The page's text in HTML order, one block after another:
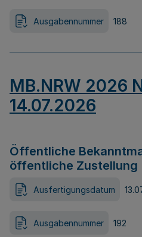
Ausgabennummer 188
MB.NRW 2026
14.07.2026
Öffentliche
öffentliche Zustellung
Ausfertigungsdatum
Ausgabennummer 192